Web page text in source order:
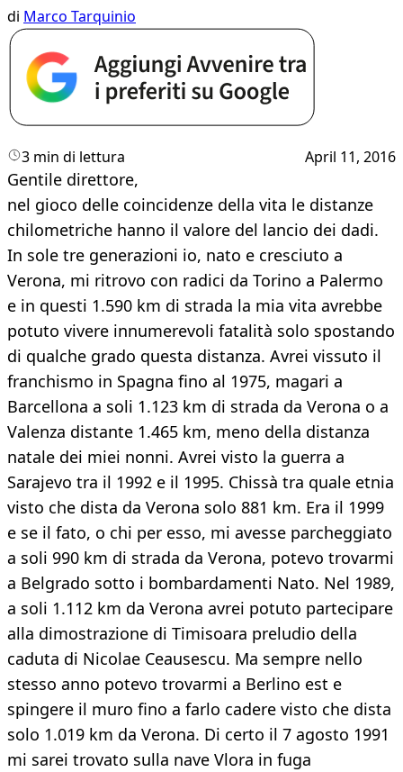
di Marco Tarquinio
3 min di lettura April 11, 2016
Gentile direttore,
nel gioco delle coincidenze della vita le distanze
chilometriche hanno il valore del lancio dei dadi.
In sole tre generazioni io, nato e cresciuto a
Verona, mi ritrovo con radici da Torino a Palermo
e in questi 1.590 km di strada la mia vita avrebbe
potuto vivere innumerevoli fatalità solo spostando
di qualche grado questa distanza. Avrei vissuto il
franchismo in Spagna fino al 1975, magari a
Barcellona a soli 1.123 km di strada da Verona o a
Valenza distante 1.465 km, meno della distanza
natale dei miei nonni. Avrei visto la guerra a
Sarajevo tra il 1992 e il 1995. Chissà tra quale etnia
visto che dista da Verona solo 881 km. Era il 1999
e se il fato, o chi per esso, mi avesse parcheggiato
a soli 990 km di strada da Verona, potevo trovarmi
a Belgrado sotto i bombardamenti Nato. Nel 1989,
a soli 1.112 km da Verona avrei potuto partecipare
alla dimostrazione di Timisoara preludio della
caduta di Nicolae Ceausescu. Ma sempre nello
stesso anno potevo trovarmi a Berlino est e
spingere il muro fino a farlo cadere visto che dista
solo 1.019 km da Verona. Di certo il 7 agosto 1991
mi sarei trovato sulla nave Vlora in fuga